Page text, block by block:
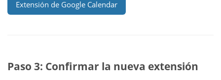
Extensión de Google Calendar
Paso 3: Confirmar la nueva extensión